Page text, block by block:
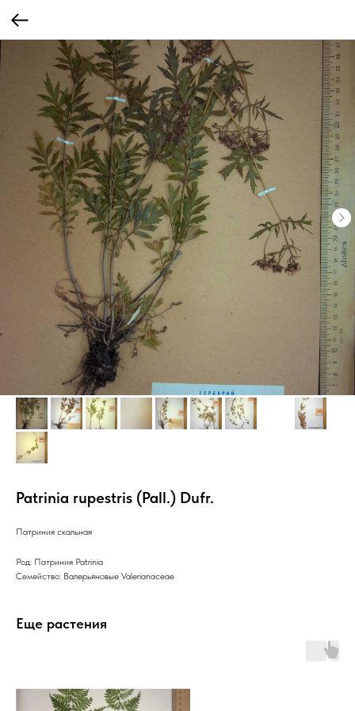
Patrinia rupestris (Pall.) Dufr.
Патриния скальная
Род: Патриния Patrinia
Семейство: Валерьяновые Valerianaceae
Еще растения